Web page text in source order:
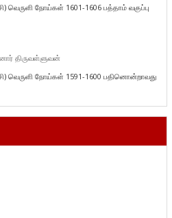
வெருளி நோய்கள் 1601-1606 பத்தாம் வகுப்பு
திருவள்ளுவன்
வெருளி நோய்கள் 1591-1600 பதினொன்றாவது